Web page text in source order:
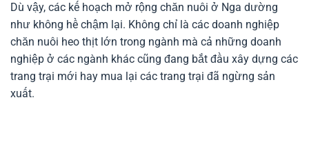
Dù vậy, các kế hoạch mở rộng chăn nuôi ở Nga dường
như không hề chậm lại. Không chỉ là các doanh nghiệp
chăn nuôi heo thịt lớn trong ngành mà cả những doanh
nghiệp ở các ngành khác cũng đang bắt đầu xây dựng các
trang trại mới hay mua lại các trang trại đã ngừng sản
xuất.